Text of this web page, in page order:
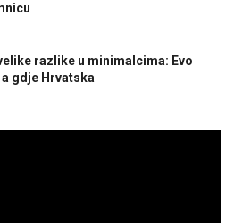
razlike u minimalcima: Evo
gdje Hrvatska